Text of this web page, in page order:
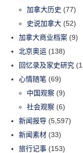
加拿大历史 (77)
史说加拿大 (52)
加拿大商业档案 (9)
北京奥运 (138)
回忆录及家史研究
心情随笔 (69)
中国观察 (9)
社会观察 (6)
新闻报导 (5,597)
新闻素材 (33)
旅行记事 (153)